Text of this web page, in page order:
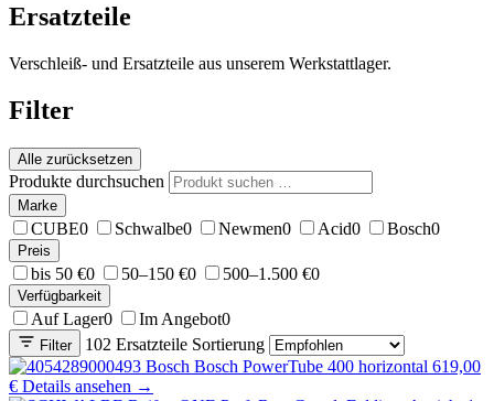
Ersatzteile
Verschleiß- und Ersatzteile aus unserem Werkstattlager.
Filter
Alle zurücksetzen
Produkte durchsuchen
Marke
CUBE0 Schwalbe0 Newmen0 Acid0 Bosch0
Preis
bis 50 €0 50–150 €0 500–1.500 €0
Verfügbarkeit
Auf Lager0 Im Angebot0
Filter 102 Ersatzteile Sortierung
Bosch Bosch PowerTube 400 horizontal 619,00
€ Details ansehen →